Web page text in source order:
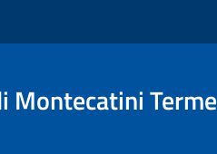
Montecatini Terme